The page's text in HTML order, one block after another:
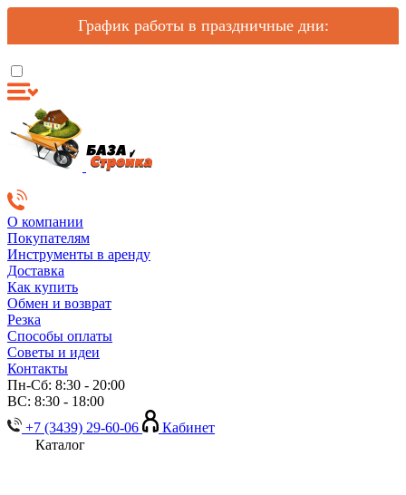
График работы в праздничные дни:
О компании
Покупателям
Инструменты в аренду
Доставка
Как купить
Обмен и возврат
Резка
Способы оплаты
Советы и идеи
Контакты
Пн-Сб: 8:30 - 20:00
ВС: 8:30 - 18:00
+7 (3439) 29-60-06
Кабинет
Каталог